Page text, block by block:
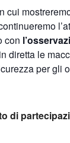
cui
con
diretta le
per gli
di